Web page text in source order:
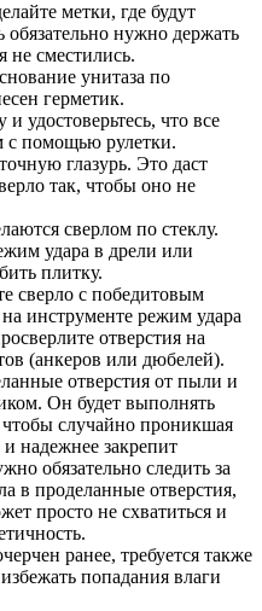
метки, где будут
обязательно нужно держать
не сместились.
унитаза по
герметик.
и удостоверьтесь, что все
с помощью рулетки.
глазурь. Это даст
так, чтобы оно не
сверлом по стеклу.
удара в дрели или
плитку.
сверло с победитовым
инструменте режим удара
отверстия на
(анкеров или дюбелей).
отверстия от пыли и
Он будет выполнять
случайно проникшая
надежнее закрепит
обязательно следить за
в проделанные отверстия,
просто не схватиться и
ранее, требуется также
попадания влаги